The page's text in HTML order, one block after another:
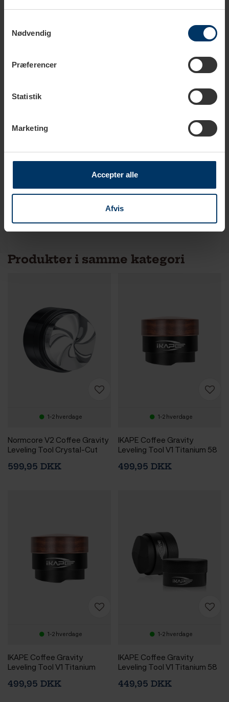
Nødvendig
Præferencer
Statistik
Marketing
Accepter alle
Afvis
Materiale
Diameter 58 mm
Leveler
Produkter i samme kategori
1-2 hverdage
Normcore V2 Coffee Gravity
Leveling Tool Crystal-Cut
599,95 DKK
1-2 hverdage
IKAPE Coffee Gravity
Leveling Tool V1 Titanium 58
499,95 DKK
1-2 hverdage
IKAPE Coffee Gravity
Leveling Tool V1 Titanium
499,95 DKK
1-2 hverdage
IKAPE Coffee Gravity
Leveling Tool V1 Titanium 58
449,95 DKK